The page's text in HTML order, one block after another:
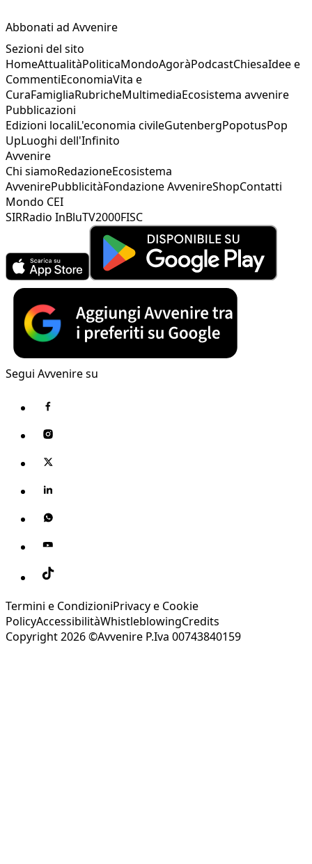
Abbonati ad Avvenire
Sezioni del sito
HomeAttualitàPoliticaMondoAgoràPodcastChiesaIdee e
CommentiEconomiaVita e
CuraFamigliaRubricheMultimediaEcosistema avvenire
Pubblicazioni
Edizioni localiL'economia civileGutenbergPopotusPop
UpLuoghi dell'Infinito
Avvenire
Chi siamoRedazioneEcosistema
AvvenirePubblicitàFondazione AvvenireShopContatti
Mondo CEI
SIRRadio InBluTV2000FISC
Segui Avvenire su
Termini e CondizioniPrivacy e Cookie
PolicyAccessibilitàWhistleblowingCredits
Copyright 2026 ©Avvenire P.Iva 00743840159